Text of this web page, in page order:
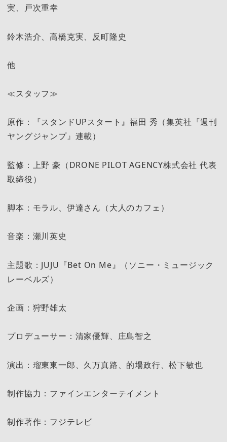
実、戸次重幸
鈴木浩介、高橋克実、反町隆史
他
≪スタッフ≫
原作：『スタンドUPスタート』福田 秀（集英社『週刊
ヤングジャンプ』連載）
監修：上野 豪（DRONE PILOT AGENCY株式会社 代表
取締役）
脚本：モラル、伊達さん（大人のカフェ）
音楽：瀬川英史
主題歌：JUJU『Bet On Me』（ソニー・ミュージック
レーベルズ）
企画：狩野雄太
プロデューサー：清家優輝、庄島智之
演出：瑠東東一郎、久万真路、的場政行、松下敏也
制作協力：ファインエンターテイメント
制作著作：フジテレビ